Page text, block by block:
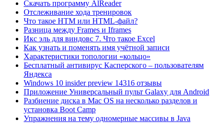
Скачать программу AlReader
Отслеживание хода тренировок
Что такое HTM или HTML-файл?
Разница между Frames и Iframes
Икс эль для виндовс 7. Что такое Excel
Как узнать и поменять имя учётной записи
Характеристики топологии «кольцо»
Бесплатный антивирус Касперского – пользователям
Яндекса
Windows 10 insider preview 14316 отзывы
Приложение Универсальный пульт Galaxy для Android
Разбиение диска в Mac OS на несколько разделов и
установка Boot Camp
Упражнения на тему одномерные массивы в Java